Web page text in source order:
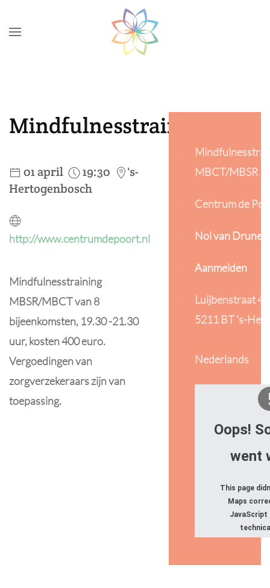
Skip to main content
Mindfulnesstraining
01 april 19:30
's-
Hertogenbosch
http://www.centrumdepoort.nl
Mindfulnesstraining
MBSR/MBCT van 8
bijeenkomsten, 19.30 -21.30
uur, kosten 400 euro.
Vergoedingen van
zorgverzekeraars zijn van
toepassing.
MBCT/MBSR
Centrum de
Nol van Drunen
Aanmelden
Luijbenstraat 48
5211 BT 's-
Nederlands
Oops!
went
This page
Maps